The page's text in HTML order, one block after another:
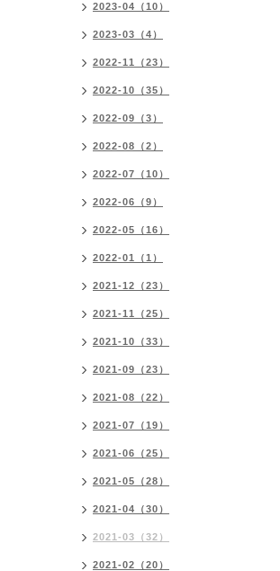
2023-04（10）
2023-03（4）
2022-11（23）
2022-10（35）
2022-09（3）
2022-08（2）
2022-07（10）
2022-06（9）
2022-05（16）
2022-01（1）
2021-12（23）
2021-11（25）
2021-10（33）
2021-09（23）
2021-08（22）
2021-07（19）
2021-06（25）
2021-05（28）
2021-04（30）
2021-03（32）
2021-02（20）